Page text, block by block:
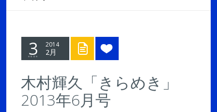
3 2014
2月
木村輝久「きらめき」
2013年6月号